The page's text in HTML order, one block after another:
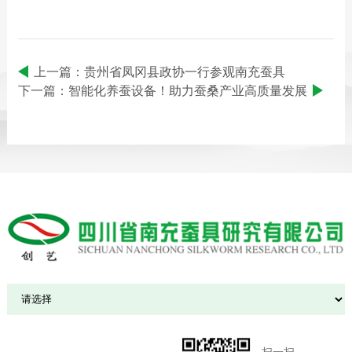
上一篇：贵州省凤冈县政协一行参观南充蚕具
下一篇：智能化养蚕设备！助力蚕桑产业高质量发展